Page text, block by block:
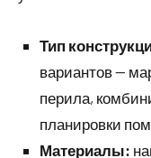
Тип
вариантов —
перила,
планировки
Материалы: